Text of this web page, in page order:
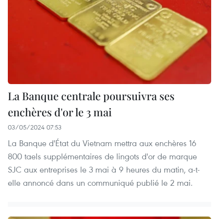
La Banque centrale poursuivra ses
enchères d'or le 3 mai
03/05/2024 07:53
La Banque d'État du Vietnam mettra aux enchères 16
800 taels supplémentaires de lingots d'or de marque
SJC aux entreprises le 3 mai à 9 heures du matin, a-t-
elle annoncé dans un communiqué publié le 2 mai.